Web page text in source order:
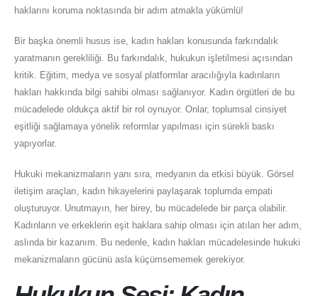
haklarını koruma noktasında bir adım atmakla yükümlü!
Bir başka önemli husus ise, kadın hakları konusunda farkındalık
yaratmanın gerekliliği. Bu farkındalık, hukukun işletilmesi açısından
kritik. Eğitim, medya ve sosyal platformlar aracılığıyla kadınların
hakları hakkında bilgi sahibi olması sağlanıyor. Kadın örgütleri de bu
mücadelede oldukça aktif bir rol oynuyor. Onlar, toplumsal cinsiyet
eşitliği sağlamaya yönelik reformlar yapılması için sürekli baskı
yapıyorlar.
Hukuki mekanizmaların yanı sıra, medyanın da etkisi büyük. Görsel
iletişim araçları, kadın hikayelerini paylaşarak toplumda empati
oluşturuyor. Unutmayın, her birey, bu mücadelede bir parça olabilir.
Kadınların ve erkeklerin eşit haklara sahip olması için atılan her adım,
aslında bir kazanım. Bu nedenle, kadın hakları mücadelesinde hukuki
mekanizmaların gücünü asla küçümsememek gerekiyor.